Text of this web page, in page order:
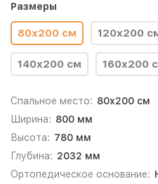
Размеры
80х200 см 120x200
140x200 см 160x200
Спальное место: 80x200 см
Ширина: 800 мм
Высота: 780 мм
Глубина: 2032 мм
Ортопедическое основание: